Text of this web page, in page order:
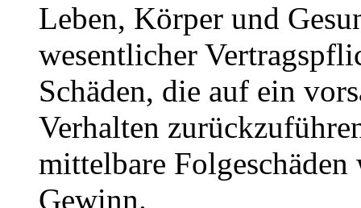
Leben, Körper und
wesentlicher
Schäden, die auf ein
Verhalten
mittelbare Folgeschäden
Gewinn.